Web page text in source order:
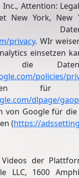
Attention:
New York, New
privacy. WIr
einsetzen
policies/
für
dlpage/
von Google für
(https://
der
LLC, 1600